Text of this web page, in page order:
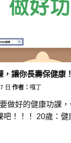
讓你長壽保健康！
日 作者： 嘎丁
做好的健康功課
吧！！！ 20歲：